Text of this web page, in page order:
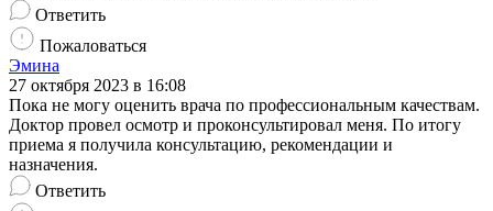
Ответить
Пожаловаться
Эмина
27 октября 2023 в 16:08
Пока не могу оценить врача по профессиональным качествам.
Доктор провел осмотр и проконсультировал меня. По итогу
приема я получила консультацию, рекомендации и
назначения.
Ответить